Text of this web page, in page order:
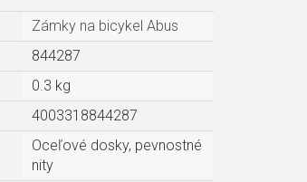
Zámky na bicykel Abus
844287
0.3 kg
4003318844287
Oceľové dosky, pevnostné
nity